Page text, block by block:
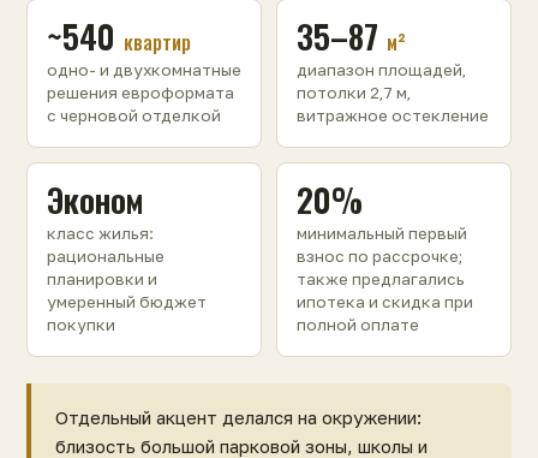
~540 квартир
одно- и двухкомнатные
решения евроформата
с черновой отделкой
35–87 м²
диапазон площадей,
потолки 2,7 м,
витражное остекление
Эконом
класс жилья:
рациональные
планировки и
умеренный бюджет
покупки
20%
минимальный первый
взнос по рассрочке;
также предлагались
ипотека и скидка при
полной оплате
Отдельный акцент делался на окружении:
близость большой парковой зоны, школы и